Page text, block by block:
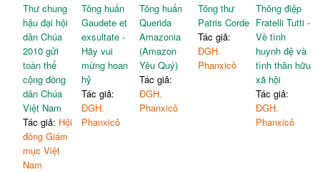
Thư chung
hậu đại hội
dân Chúa
2010 gửi
toàn thể
cộng đồng
dân Chúa
Việt Nam
Tác giả: Hội
đồng Giám
mục Việt
Nam
Tông huấn
Gaudete et
exsultate -
Hãy vui
mừng hoan
hỷ
Tác giả:
ĐGH.
Phanxicô
Tông huấn
Querida
Amazonia
(Amazon
Yêu Quý)
Tác giả:
ĐGH.
Phanxicô
Tông thư
Patris Corde
Tác giả:
ĐGH.
Phanxicô
Thông điệp
Fratelli Tutti -
Về tình
huynh đệ và
tình thân hữu
xã hội
Tác giả:
ĐGH.
Phanxicô